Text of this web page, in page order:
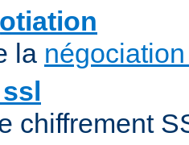
la
chiffrement